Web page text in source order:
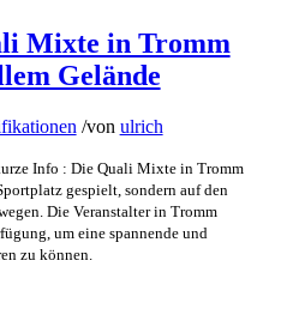
Mixte in Tromm
Gelände
/von ulrich
Info : Die Quali Mixte in Tromm
gespielt, sondern auf den
Die Veranstalter in Tromm
um eine spannende und
zu können.